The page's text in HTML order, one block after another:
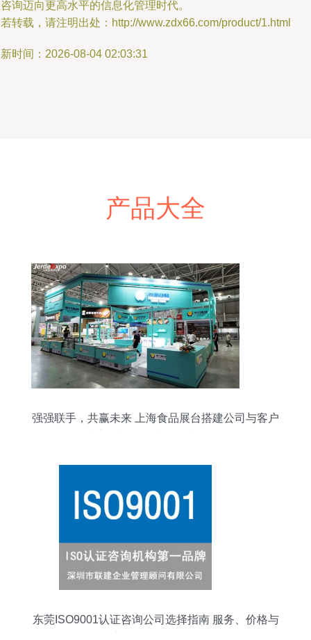
询迈向更高水平的信息化管理时代。
转载，请注明出处：http://www.zdx66.com/product/1.html
时间：2026-08-04 02:03:31
产品大全
强强联手，共赢未来 上海食品展台搭建公司与客户
东莞ISO9001认证咨询公司选择指南 服务、价格与